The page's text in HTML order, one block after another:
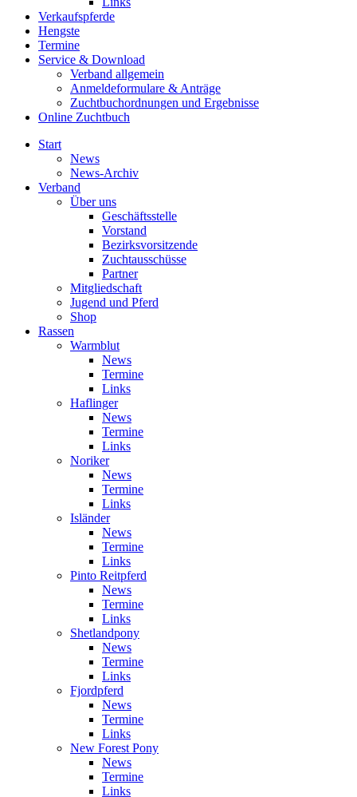
Verkaufspferde
Hengste
Termine
Service & Download
Verband allgemein
Anmeldeformulare & Anträge
Zuchtbuchordnungen und Ergebnisse
Online Zuchtbuch
Start
News
News-Archiv
Verband
Über uns
Geschäftsstelle
Vorstand
Bezirksvorsitzende
Zuchtausschüsse
Partner
Mitgliedschaft
Jugend und Pferd
Shop
Rassen
Warmblut
News
Termine
Links
Haflinger
News
Termine
Links
Noriker
News
Termine
Links
Isländer
News
Termine
Links
Pinto Reitpferd
News
Termine
Links
Shetlandpony
News
Termine
Links
Fjordpferd
News
Termine
Links
New Forest Pony
News
Termine
Links